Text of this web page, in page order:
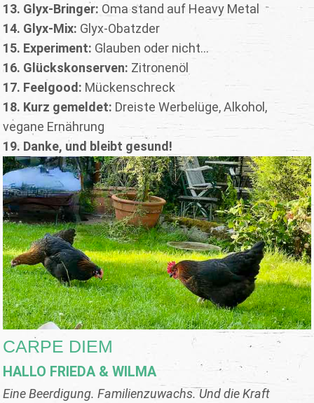
13. Glyx-Bringer: Oma stand auf Heavy Metal
14. Glyx-Mix: Glyx-Obatzder
15. Experiment: Glauben oder nicht...
16. Glückskonserven: Zitronenöl
17. Feelgood: Mückenschreck
18. Kurz gemeldet: Dreiste Werbelüge, Alkohol,
vegane Ernährung
19. Danke, und bleibt gesund!
CARPE DIEM
HALLO FRIEDA & WILMA
Eine Beerdigung. Familienzuwachs. Und die Kraft